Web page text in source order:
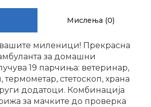
Мислења (0)
вашите миленици! Прекрасна
за домашни
19 парчиња: ветеринар,
стетоскоп, храна
додатоци. Комбинација
за мачките до проверка